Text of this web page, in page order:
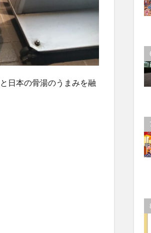
日本の骨湯のうまみを融